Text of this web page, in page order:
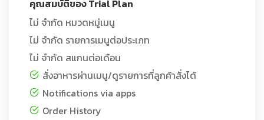
คุณสมบัติของ Trial Plan
ไม่ จำกัด หมวดหมู่เมนู
ไม่ จำกัด รายการเมนูต่อประเภท
ไม่ จำกัด สแกนต่อเดือน
สั่งอาหารผ่านเมนู/ดูรายการที่ลูกค้าสั่งได้
Notifications via apps
Order History